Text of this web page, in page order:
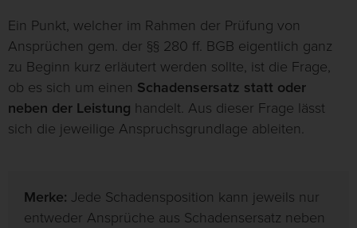
Ein Punkt, welcher im Rahmen der Prüfung von
Ansprüchen gem. der §§ 280 ff. BGB eigentlich ganz
zu Beginn kurz erläutert werden sollte, ist die Frage,
ob es sich um einen Schadensersatz statt oder
neben der Leistung handelt. Aus dieser Frage lässt
sich die jeweilige Anspruchsgrundlage ableiten.
Merke: Jede Schadensposition kann jeweils nur
entweder Ansprüche aus Schadensersatz neben